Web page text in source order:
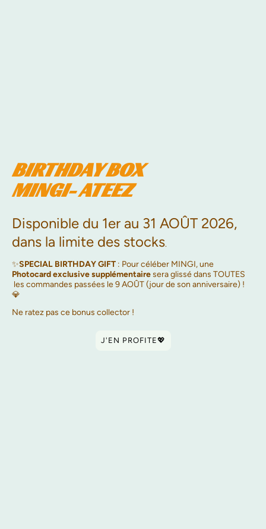
BIRTHDAY BOX
MINGI- ATEEZ
Disponible du 1er au 31 AOÛT 2026,
dans la limite des stocks.
✨SPECIAL BIRTHDAY GIFT : Pour céléber MINGI, une
Photocard exclusive supplémentairesera glissé dans TOUTES
les commandes passées le 9 AOÛT (jour de son anniversaire) !
💎
Ne ratez pas ce bonus collector !
J'EN PROFITE💖